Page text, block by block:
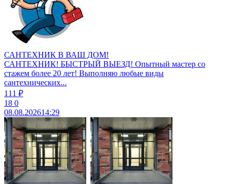
САНТЕХНИК В ВАШ ДОМ!
САНТЕХНИК! БЫСТРЫЙ ВЫЕЗД! Опытный мастер со
стажем более 20 лет! Выполняю любые виды
сантехнических...
111 ₽
18 0
08.08.202614:29